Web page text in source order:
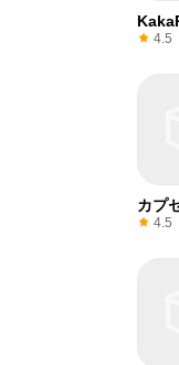
4.5
カプ
4.5